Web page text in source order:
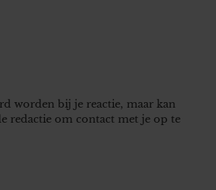
worden bij je reactie, maar kan
redactie om contact met je op te